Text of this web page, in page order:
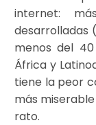
internet:
desarrolladas
menos del
África y
tiene la peor
más
rato.